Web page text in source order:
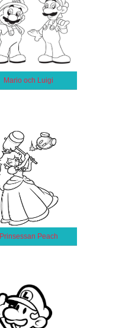
Mario och Luigi
Prinsessan Peach